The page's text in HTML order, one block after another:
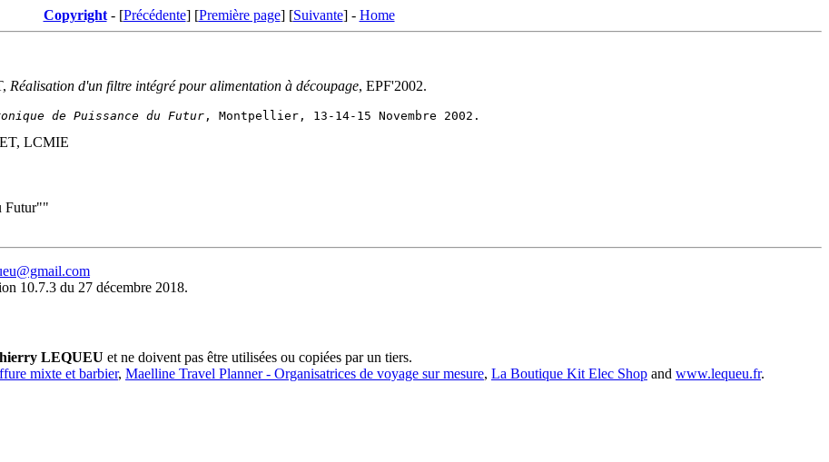
Copyright- [Précédente] [Première page] [Suivante] - Home
Réalisation d'un filtre intégré pour alimentation à découpage, EPF'2002.
de Puissance du Futur
LCMIE
Futur""
10.7.3 du 27 décembre 2018.
LEQUEU et ne doivent pas être utilisées ou copiées par un tiers.
mixte et barbier, Maelline Travel Planner - Organisatrices de voyage sur mesure, La Boutique Kit Elec Shop and www.lequeu.fr.